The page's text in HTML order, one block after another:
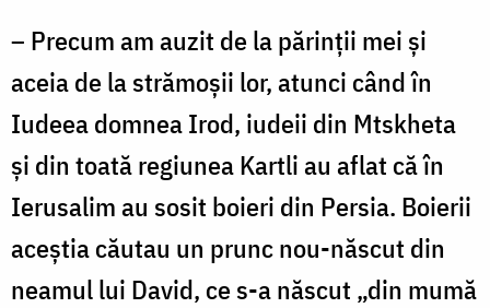
– Precum am auzit de la părinţii mei şi
aceia de la strămoşii lor, atunci când în
Iudeea domnea Irod, iudeii din Mtskheta
şi din toată regiunea Kartli au aflat că în
Ierusalim au sosit boieri din Persia. Boierii
aceştia căutau un prunc nou-născut din
neamul lui David, ce s-a născut „din mumă